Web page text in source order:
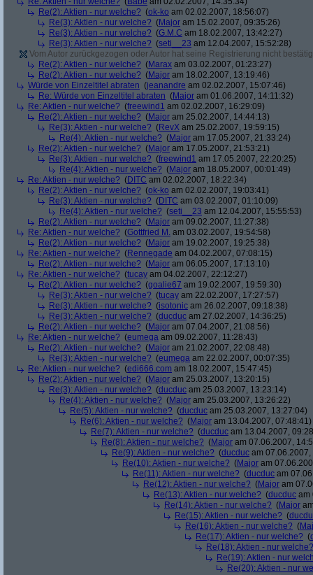
Re(2): Aktien - nur welche? (ok-ko am 02.02.2007, 18:56:07)
Re(3): Aktien - nur welche? (Major am 15.02.2007, 09:35:26)
Re(3): Aktien - nur welche? (G.M.C am 18.02.2007, 13:42:27)
Re(3): Aktien - nur welche? (seti__23 am 12.04.2007, 15:52:28)
Vom Autor zurückgezogen oder Autor hat seine Registrierung nicht
Re(2): Aktien - nur welche? (Marax am 03.02.2007, 01:23:27)
Re(2): Aktien - nur welche? (Major am 18.02.2007, 13:19:46)
Würde von Einzeltitel abraten (jeanandre am 02.02.2007, 15:07:46)
Re: Würde von Einzeltitel abraten (Major am 01.06.2007, 14:11:32)
Re: Aktien - nur welche? (freewind1 am 02.02.2007, 16:29:09)
Re(2): Aktien - nur welche? (Major am 25.02.2007, 14:44:13)
Re(3): Aktien - nur welche? (RevX am 25.02.2007, 19:59:15)
Re(4): Aktien - nur welche? (Major am 17.05.2007, 21:33:24)
Re(2): Aktien - nur welche? (Major am 17.05.2007, 21:53:21)
Re(3): Aktien - nur welche? (freewind1 am 17.05.2007, 22:20:25)
Re(4): Aktien - nur welche? (Major am 18.05.2007, 00:01:49)
Re: Aktien - nur welche? (DITC am 02.02.2007, 18:22:34)
Re(2): Aktien - nur welche? (ok-ko am 02.02.2007, 19:03:41)
Re(3): Aktien - nur welche? (DITC am 03.02.2007, 01:10:09)
Re(4): Aktien - nur welche? (seti__23 am 12.04.2007, 15:55:53)
Re(2): Aktien - nur welche? (Major am 09.02.2007, 11:27:38)
Re: Aktien - nur welche? (Gottfried M. am 03.02.2007, 19:54:58)
Re(2): Aktien - nur welche? (Major am 19.02.2007, 19:25:38)
Re: Aktien - nur welche? (Rennegade am 04.02.2007, 07:08:15)
Re(2): Aktien - nur welche? (Major am 06.05.2007, 17:13:10)
Re: Aktien - nur welche? (tucay am 04.02.2007, 22:12:27)
Re(2): Aktien - nur welche? (goalie67 am 19.02.2007, 19:59:30)
Re(3): Aktien - nur welche? (tucay am 22.02.2007, 17:27:57)
Re(3): Aktien - nur welche? (isotonic am 26.02.2007, 09:18:38)
Re(3): Aktien - nur welche? (ducduc am 27.02.2007, 14:36:25)
Re(2): Aktien - nur welche? (Major am 07.04.2007, 21:08:56)
Re: Aktien - nur welche? (eumega am 09.02.2007, 11:28:43)
Re(2): Aktien - nur welche? (Major am 21.02.2007, 22:08:48)
Re(3): Aktien - nur welche? (eumega am 22.02.2007, 00:07:35)
Re: Aktien - nur welche? (edi666.com am 18.02.2007, 15:47:45)
Re(2): Aktien - nur welche? (Major am 25.03.2007, 13:20:15)
Re(3): Aktien - nur welche? (ducduc am 25.03.2007, 13:23:14)
Re(4): Aktien - nur welche? (Major am 25.03.2007, 13:26:22)
Re(5): Aktien - nur welche? (ducduc am 25.03.2007, 13:27:04)
Re(6): Aktien - nur welche? (Major am 13.04.2007, 07:48:41)
Re(7): Aktien - nur welche? (ducduc am 13.04.2007,
Re(8): Aktien - nur welche? (Major am 07.06.2007,
Re(9): Aktien - nur welche? (ducduc am
Re(10): Aktien - nur welche? (Major am
Re(11): Aktien - nur welche? (ducduc am
Re(12): Aktien - nur welche? (Major am
Re(13): Aktien - nur welche? (ducduc am
Re(14): Aktien - nur welche? (Major
Re(15): Aktien - nur welche? (
Re(16): Aktien - nur welche? (
Re(17): Aktien - nur welche? (
Re(18): Aktien - nur welche?
Re(19): Aktien - nur
Re(20): Aktien - nur